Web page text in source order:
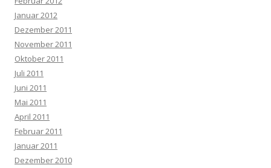
Januar 2012
Dezember 2011
November 2011
Oktober 2011
Juli 2011
Juni 2011
Mai 2011
April 2011
Februar 2011
Januar 2011
Dezember 2010